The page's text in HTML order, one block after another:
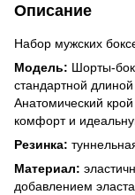
Описание
Набор мужских
Модель: Шорты-
стандартной
Анатомический
комфорт и
Резинка:
Материал:
добавлением